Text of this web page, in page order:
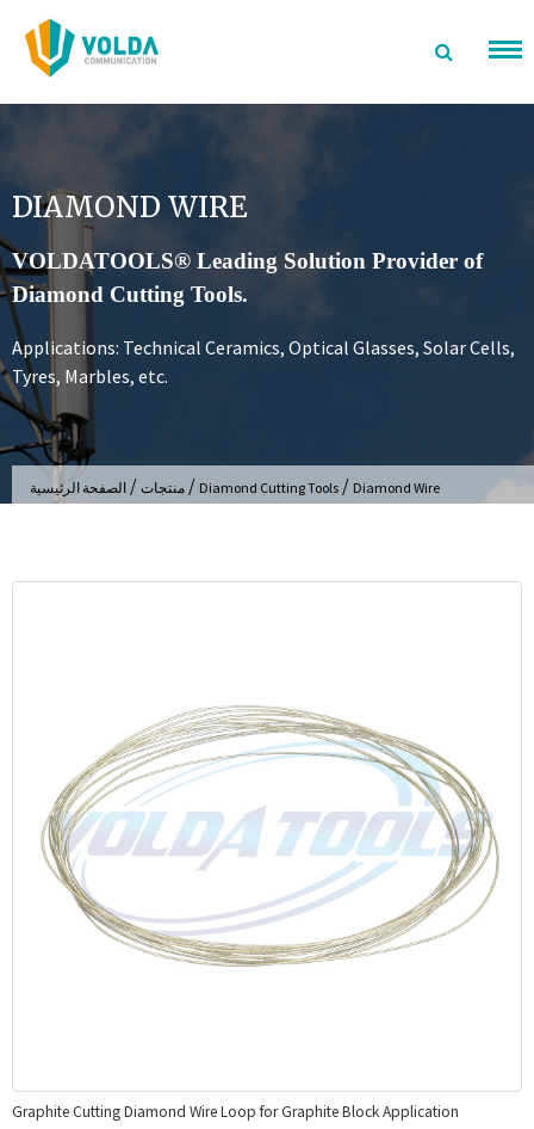
تخطى
الى
المحتوى
DIAMOND WIRE
VOLDATOOLS® Leading Solution Provider of
Diamond Cutting Tools.
Applications: Technical Ceramics, Optical Glasses, Solar Cells,
Tyres, Marbles, etc.
الصفحة الرئيسية / منتجات / Diamond Cutting Tools / Diamond Wire
Graphite Cutting Diamond Wire Loop for Graphite Block Application